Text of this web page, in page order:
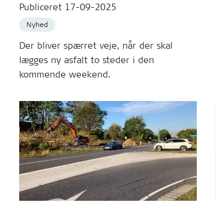
Publiceret 17-09-2025
Nyhed
Der bliver spærret veje, når der skal
lægges ny asfalt to steder i den
kommende weekend.